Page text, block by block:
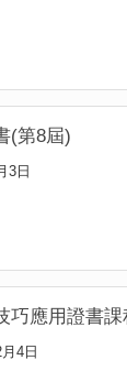
(第8屆)
3日
4日